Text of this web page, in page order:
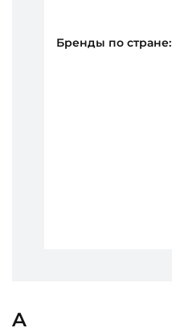
Бренды по стране:
A